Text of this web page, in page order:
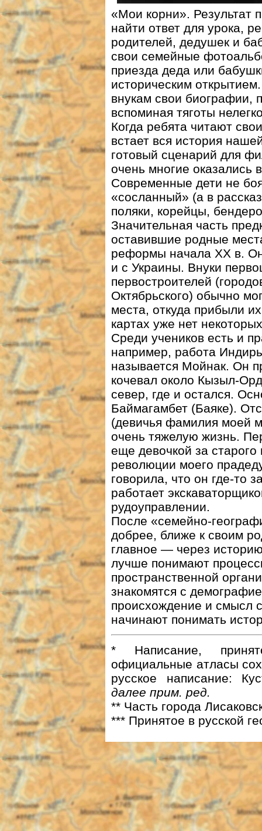
«Мои корни». Результат
найти ответ для урока,
родителей, дедушек и
свои семейные
приезда деда или
историческим
внукам свои биографии,
вспоминая тяготы
Когда ребята читают
встает вся история
готовый сценарий для
очень многие оказались
Современные дети не
«сосланный» (а в
поляки, корейцы,
Значительная часть
оставившие родные
реформы начала ХХ в.
и с Украины. Внуки
первостроителей
Октябрьского) обычно
места, откуда прибыли
картах уже нет
Среди учеников есть и
например, работа
называется Мойнак. Он
кочевал около Кызыл-
север, где и остался.
Баймагамбет (Баяке).
(девичья фамилия моей
очень тяжелую жизнь.
еще девочкой за
революции моего
говорила, что он где-то
работает
рудоуправлении.
После «семейно-
добрее, ближе к своим
главное — через
лучше понимают
пространственной
знакомятся с
происхождение и смысл
начинают понимать
* Написание,
официальные атласы
русское написание:
далее прим. ред.
** Часть города
*** Принятое в русской